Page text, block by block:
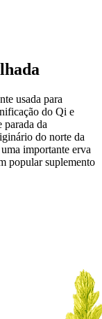
usada para
do Qi e
parada da
do norte da
importante erva
popular suplemento